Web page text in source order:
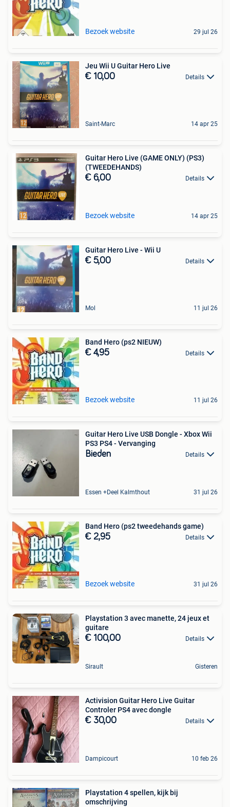
Bezoek website 29 jul 26
Jeu Wii U Guitar Hero Live
€ 10,00 Details
Saint-Marc 14 apr 25
Guitar Hero Live (GAME ONLY) (PS3)
(TWEEDEHANDS)
€ 6,00 Details
Bezoek website 14 apr 25
Guitar Hero Live - Wii U
€ 5,00 Details
Mol 11 jul 26
Band Hero (ps2 NIEUW)
€ 4,95 Details
Bezoek website 11 jul 26
Guitar Hero Live USB Dongle - Xbox Wii
PS3 PS4 - Vervanging
Bieden Details
Essen +Deel Kalmthout 31 jul 26
Band Hero (ps2 tweedehands game)
€ 2,95 Details
Bezoek website 31 jul 26
Playstation 3 avec manette, 24 jeux et
guitare
€ 100,00 Details
Sirault Gisteren
Activision Guitar Hero Live Guitar
Controler PS4 avec dongle
€ 30,00 Details
Dampicourt 10 feb 26
Playstation 4 spellen, kijk bij
omschrijving